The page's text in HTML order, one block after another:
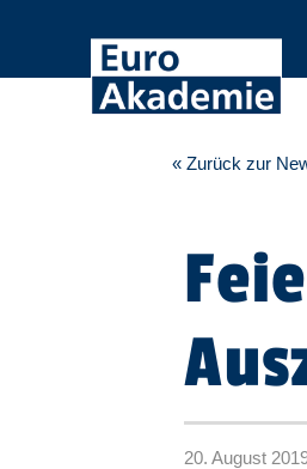
« Zurück zur
20. August